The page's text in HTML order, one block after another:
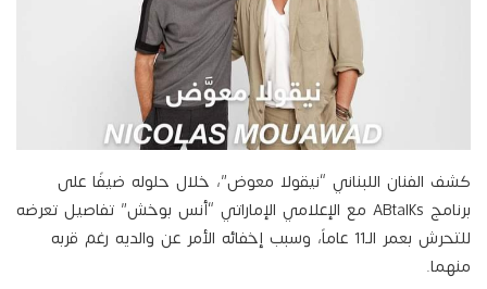
كشف الفنان اللبناني “نيقولا معوض”، خلال حلوله ضيفًا على
برنامج ABtalks مع الإعلامي الإماراتي “أنس بوخش” تفاصيل تعرضه
للتحرش بعمر الـ11 عاماً، وسبب إخفائه الأمر عن والديه رغم قربه
منهما.